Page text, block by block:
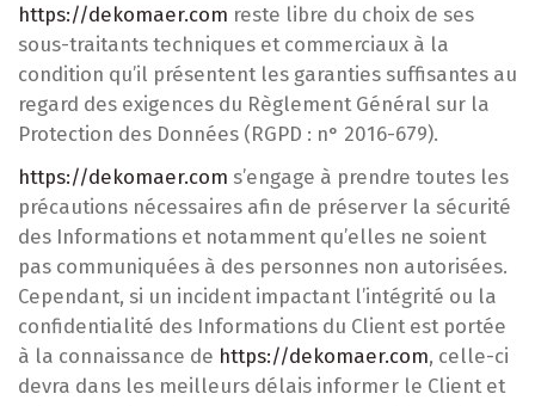
https://dekomaer.com reste libre du choix de ses
sous-traitants techniques et commerciaux à la
condition qu’il présentent les garanties suffisantes au
regard des exigences du Règlement Général sur la
Protection des Données (RGPD : n° 2016-679).
https://dekomaer.com s’engage à prendre toutes les
précautions nécessaires afin de préserver la sécurité
des Informations et notamment qu’elles ne soient
pas communiquées à des personnes non autorisées.
Cependant, si un incident impactant l’intégrité ou la
confidentialité des Informations du Client est portée
à la connaissance de https://dekomaer.com, celle-ci
devra dans les meilleurs délais informer le Client et